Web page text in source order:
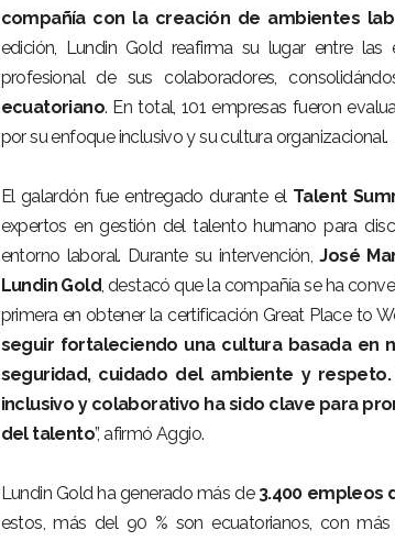
compañía con la creación de ambientes
edición, Lundin Gold reafirma su lugar entre
profesional de sus colaboradores,
ecuatoriano. En total, 101 empresas fueron
por su enfoque inclusivo y su cultura organizacional.
El galardón fue entregado durante el Talent
expertos en gestión del talento humano para
entorno laboral. Durante su intervención,José
Lundin Gold, destacó que la compañía se ha
primera en obtener la certificación Great Place to
seguir fortaleciendo una cultura basada en
seguridad, cuidado del ambiente y
inclusivo y colaborativo ha sido clave para
del talento”, afirmó Aggio.
Lundin Gold ha generado más de 3.400 empleos
estos, más del 90 % son ecuatorianos, con